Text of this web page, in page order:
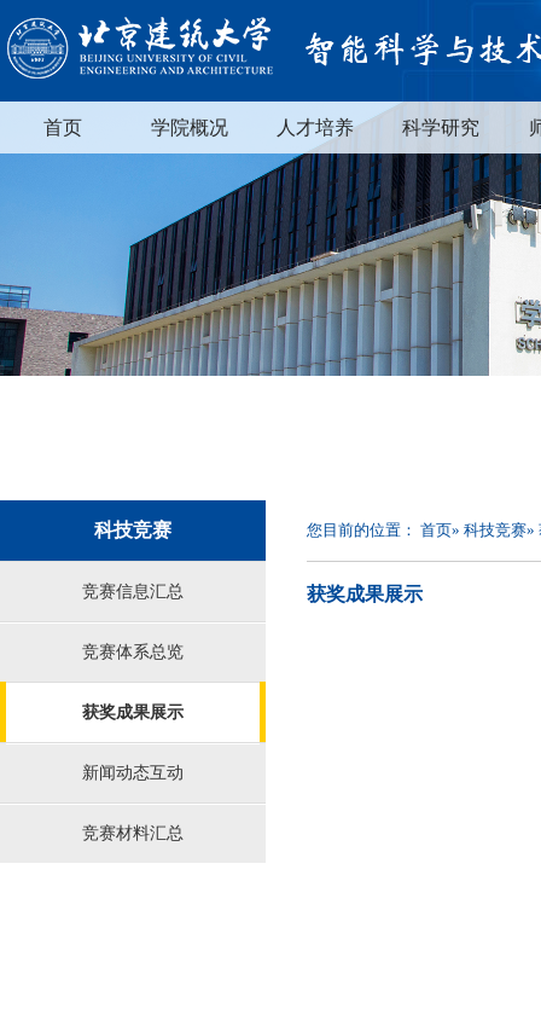
首页 学院概况 人才培养 科学研究
科技竞赛
竞赛信息汇总
竞赛体系总览
获奖成果展示
新闻动态互动
竞赛材料汇总
您目前的位置： 首页» 科技竞赛»
获奖成果展示